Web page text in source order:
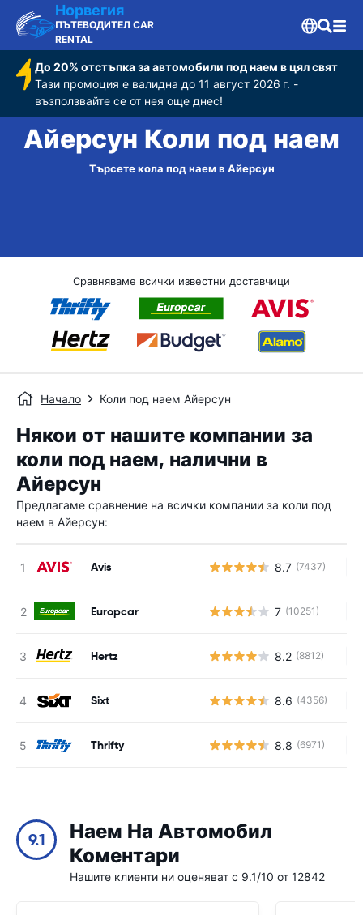
Норвегия
ПЪТЕВОДИТЕЛ CAR
RENTAL
До 20% отстъпка за автомобили под наем в цял свят
Тази промоция е валидна до 11 август 2026 г. -
възползвайте се от нея още днес!
Айерсун Коли под наем
Търсете кола под наем в Айерсун
Сравняваме всички известни доставчици
Начало Коли под наем Айерсун
Някои от нашите компании за
коли под наем, налични в
Айерсун
Предлагаме сравнение на всички компании за коли под
наем в Айерсун:
Avis 8.7 (7437)
Europcar 7 (10251)
Hertz 8.2 (8812)
Sixt 8.6 (4356)
Thrifty 8.8 (6971)
9.1
Наем На Автомобил
Коментари
Нашите клиенти ни оценяват с 9.1/10 от 12842